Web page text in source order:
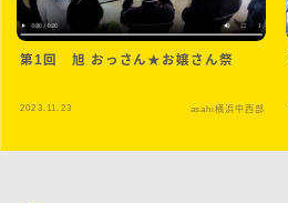
第1回 旭 おっさん★お嬢さん祭
2023.11.23 asahi横浜中西部